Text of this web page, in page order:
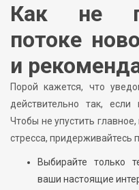
Как не
потоке
и
Порой кажется, что
действительно так, если
Чтобы не упустить
стресса, придерживайтесь
Выбирайте только
ваши настоящие